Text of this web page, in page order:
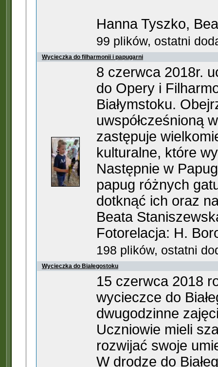
Hanna Tyszko,
99 plików, ostatni
Wycieczka do filharmonii i papugarni
8 czerwca 2018r.
do Opery i
Białymstoku.
uwspółcześnioną
zastępuje
kulturalne, które
Następnie w
papug różnych
dotknąć ich oraz
Beata
Fotorelacja: H.
198 plików, ostatni
Wycieczka do Białegostoku
15 czerwca 2018
wycieczce do
dwugodzinne
Uczniowie mieli
rozwijać swoje
W drodze do